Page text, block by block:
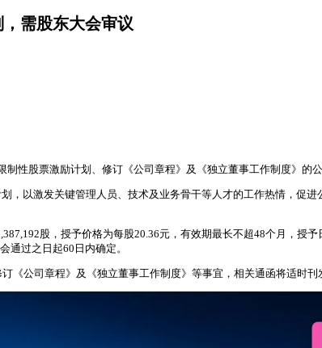
需股东大会审议
性股票激励计划、修订《公司章程》及《独立董事工作制度》的公
，以激发关键管理人员、技术及业务骨干等人才的工作热情，促
股，授予价格为每股20.36元，有效期最长不超48个月，授
通过之日起60日内确定。
《公司章程》及《独立董事工作制度》等事宜，相关通函将适时刊